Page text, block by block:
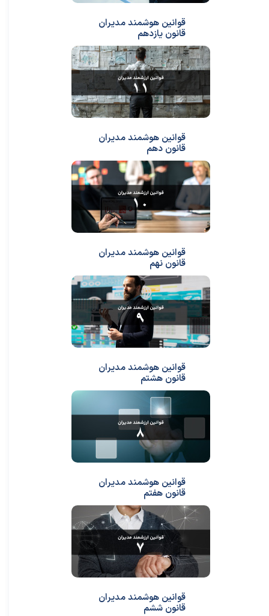
قوانین هوشمند مدیران
قانون یازدهم
قوانین هوشمند مدیران
قانون دهم
قوانین هوشمند مدیران
قانون نهم
قوانین هوشمند مدیران
قانون هشتم
قوانین هوشمند مدیران
قانون هفتم
قوانین هوشمند مدیران
قانون ششم